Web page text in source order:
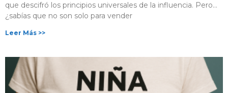
que descifró los principios universales de la influencia. Pero…
¿sabías que no son solo para vender
Leer Más >>